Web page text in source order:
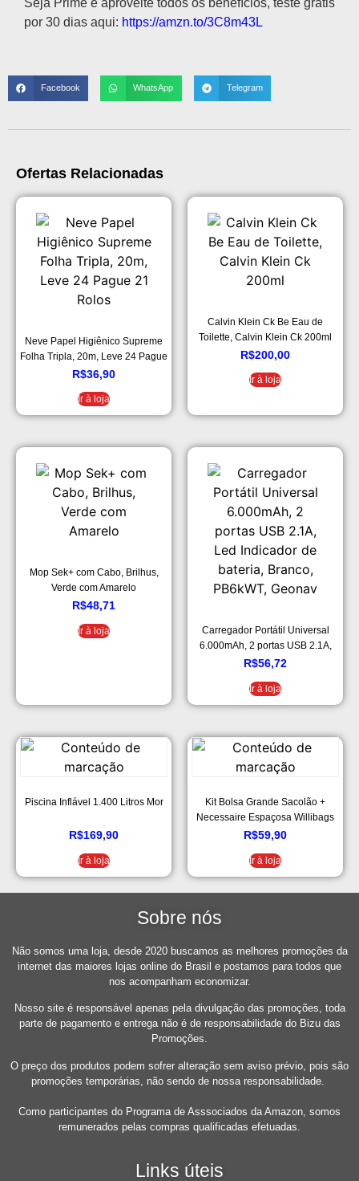
por 30 dias aqui: https://amzn.to/3C8m43L
Facebook WhatsApp Telegram
Ofertas Relacionadas
Neve Papel Higiênico Supreme
Folha Tripla, 20m, Leve 24 Pague
21 Rolos
R$36,90
Ir à loja
Calvin Klein Ck Be Eau de
Toilette, Calvin Klein Ck 200ml
R$200,00
Ir à loja
Mop Sek+ com Cabo, Brilhus,
Verde com Amarelo
R$48,71
Ir à loja
Carregador Portátil Universal
6.000mAh, 2 portas USB 2.1A,
Led Indicador de bateria, Branco,
R$56,72
Ir à loja
Piscina Inflável 1.400 Litros Mor
R$169,90
Ir à loja
Kit Bolsa Grande Sacolão +
Necessaire Espaçosa Willibags
R$59,90
Ir à loja
Sobre nós
Não somos uma loja, desde 2020 buscamos as melhores promoções da
internet das maiores lojas online do Brasil e postamos para todos que
nos acompanham economizar.
Nosso site é responsável apenas pela divulgação das promoções, toda
parte de pagamento e entrega não é de responsabilidade do Bizu das
Promoções.
O preço dos produtos podem sofrer alteração sem aviso prévio, pois são
promoções temporárias, não sendo de nossa responsabilidade.
Como participantes do Programa de Asssociados da Amazon, somos
remunerados pelas compras qualificadas efetuadas.
Links úteis